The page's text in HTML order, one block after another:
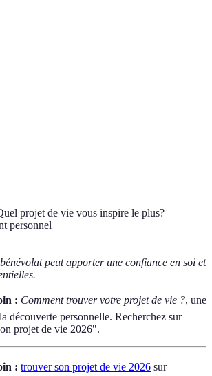
projet de vie vous inspire le plus?
personnel
peut apporter une confiance en soi et
: Comment trouver votre projet de vie ?, une
découverte personnelle. Recherchez sur
projet de vie 2026".
: trouver son projet de vie 2026 sur